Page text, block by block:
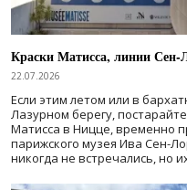
Краски Матисса, линии Сен-
22.07.2026
Если этим летом или в
Лазурном берегу,
Матисса в Ницце, временно
парижского музея Ива Сен-
никогда не встречались, но